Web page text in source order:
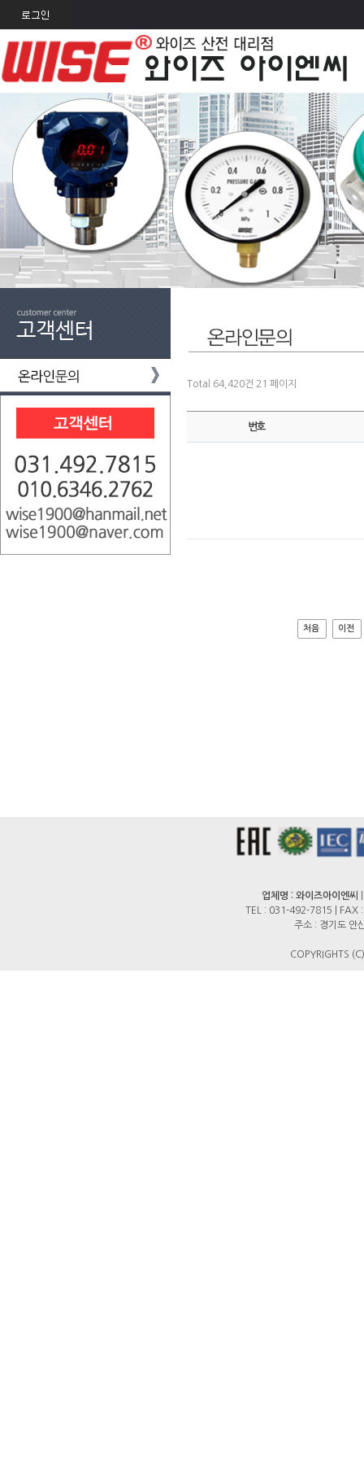
Total 64,420건 21 페이지
번호
처음 이전
업체명 : 와이즈아이엔씨
TEL : 031-492-7815 |
주소 : 경기도 안
COPYRIGHTS